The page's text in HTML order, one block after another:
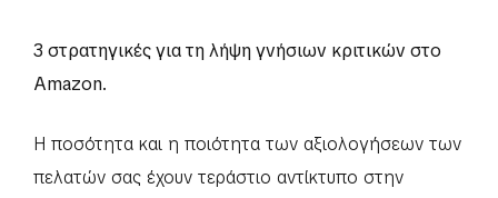
3 στρατηγικές για τη λήψη γνήσιων κριτικών στο
Amazon.
Η ποσότητα και η ποιότητα των αξιολογήσεων των
πελατών σας έχουν τεράστιο αντίκτυπο στην